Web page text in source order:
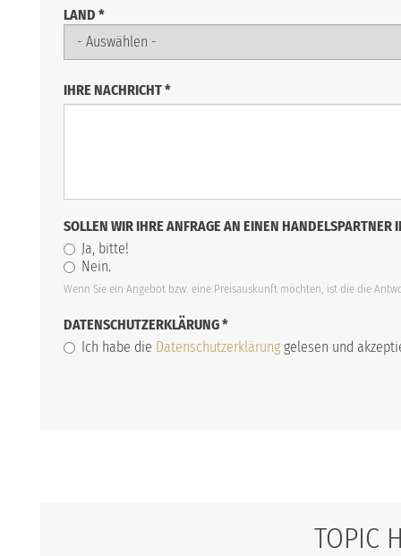
LAND *
IHRE NACHRICHT*
SOLLEN WIR IHRE ANFRAGE AN EINEN
Ja, bitte!
Nein.
Wenn Sie ein Angebot bzw. eine Preisauskunft möchten, ist die die
DATENSCHUTZERKLÄRUNG*
Ich habe die Datenschutzerklärung gelesen und
TOPIC